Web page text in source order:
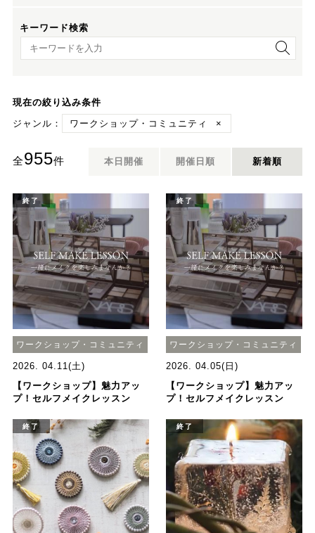
キーワード検索
キーワード検索
現在の絞り込み条件
ジャンル：
ワークショップ・コミュニティ ×
全955件 本日開催 開催日順 新着順
終了
ワークショップ・コミュニティ
2026. 04.11(土)
【ワークショップ】魅力アッ
プ！セルフメイクレッスン
終了
ワークショップ・コミュニティ
2026. 04.05(日)
【ワークショップ】魅力アッ
プ！セルフメイクレッスン
終了 終了